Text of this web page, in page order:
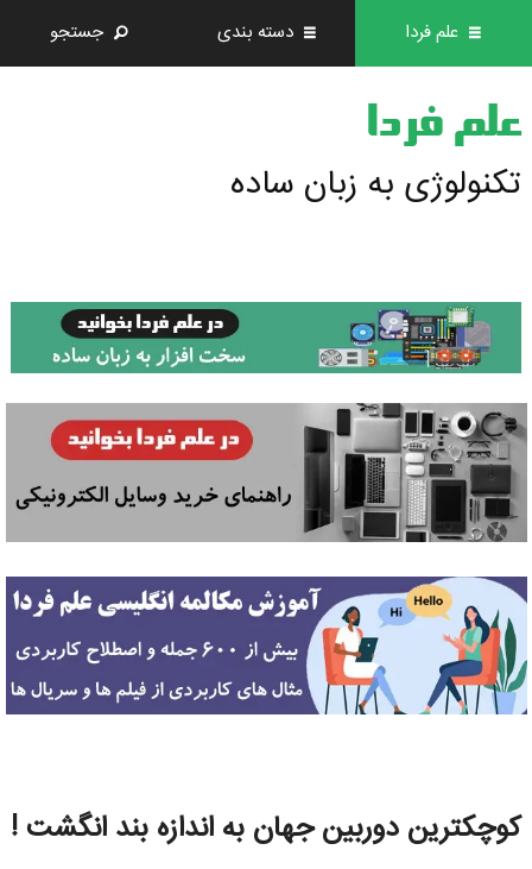
علم فردا دسته بندی جستجو
علم فردا
تکنولوژی به زبان ساده
کوچکترین دوربین جهان به اندازه بند انگشت !